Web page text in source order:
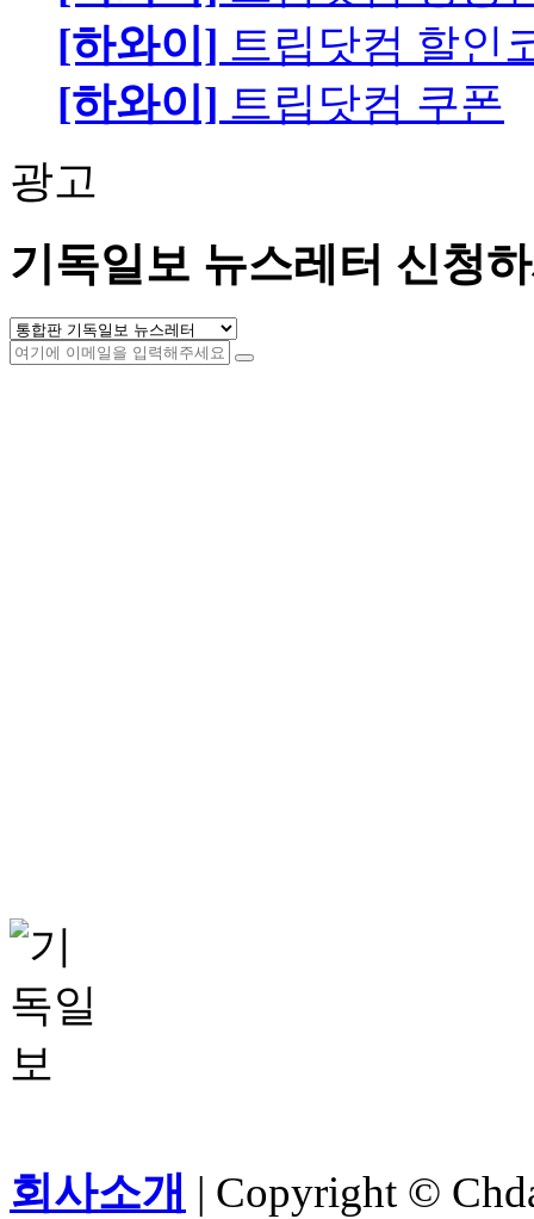
[하와이] 트립닷컴 할인
[하와이] 트립닷컴 쿠폰
광고
기독일보 뉴스레터 신청
회사소개 | Copyright ©